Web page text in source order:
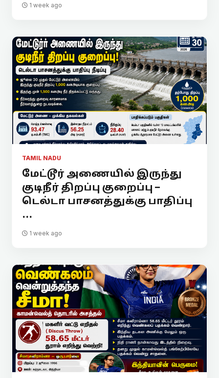
1 week ago
TAMIL NADU
மேட்டூர் அணையில் இருந்து
குடிநீர் திறப்பு குறைப்பு –
டெல்டா பாசனத்துக்கு பாதிப்பு
...
1 week ago